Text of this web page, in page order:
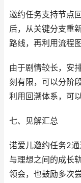
邀约任务支持节点
后，从关键分支重
路线，再利用流程
由于剧情较长，安
刻有限，可以分阶
利用回溯体系，可
七、见解汇总
诺爱儿邀约任务2
与理想之间的成长
领会，也鼓励多次